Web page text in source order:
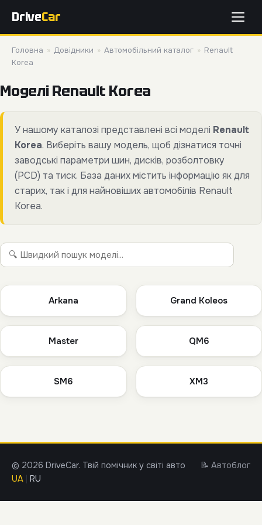
DriveCar
Головна » Довідники » Автомобільний каталог » Renault
Korea
Моделі Renault Korea
У нашому каталозі представлені всі моделі Renault
Korea. Виберіть вашу модель, щоб дізнатися точні
заводські параметри шин, дисків, розболтовку
(PCD) та тиск. База даних містить інформацію як для
старих, так і для найновіших автомобілів Renault
Korea.
Arkana Grand Koleos
Master QM6
SM6 XM3
© 2026 DriveCar. Твій помічник у світі авто
📝 Автоблог
UA
RU